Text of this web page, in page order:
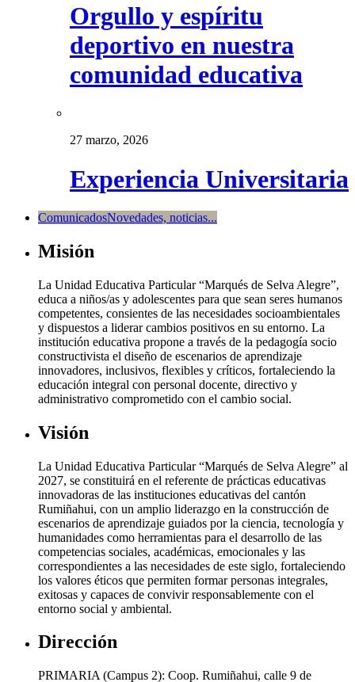
Orgullo y espíritu
deportivo en nuestra
comunidad educativa
27 marzo, 2026
Experiencia Universitaria
ComunicadosNovedades, noticias...
Misión
La Unidad Educativa Particular “Marqués de Selva Alegre”,
educa a niños/as y adolescentes para que sean seres humanos
competentes, consientes de las necesidades socioambientales
y dispuestos a liderar cambios positivos en su entorno. La
institución educativa propone a través de la pedagogía socio
constructivista el diseño de escenarios de aprendizaje
innovadores, inclusivos, flexibles y críticos, fortaleciendo la
educación integral con personal docente, directivo y
administrativo comprometido con el cambio social.
Visión
La Unidad Educativa Particular “Marqués de Selva Alegre” al
2027, se constituirá en el referente de prácticas educativas
innovadoras de las instituciones educativas del cantón
Rumiñahui, con un amplio liderazgo en la construcción de
escenarios de aprendizaje guiados por la ciencia, tecnología y
humanidades como herramientas para el desarrollo de las
competencias sociales, académicas, emocionales y las
correspondientes a las necesidades de este siglo, fortaleciendo
los valores éticos que permiten formar personas integrales,
exitosas y capaces de convivir responsablemente con el
entorno social y ambiental.
Dirección
PRIMARIA (Campus 2): Coop. Rumiñahui, calle 9 de